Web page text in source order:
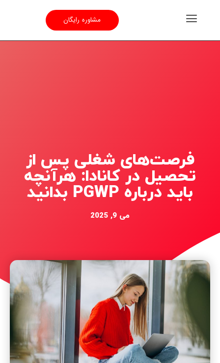
مشاوره رایگان
فرصت‌های شغلی پس از
تحصیل در کانادا: هرآنچه
باید درباره PGWP بدانید
می 9, 2025